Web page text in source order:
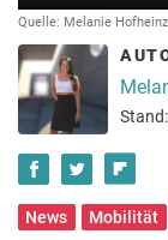
Quelle: Melanie Hofheinz
News Mobilität